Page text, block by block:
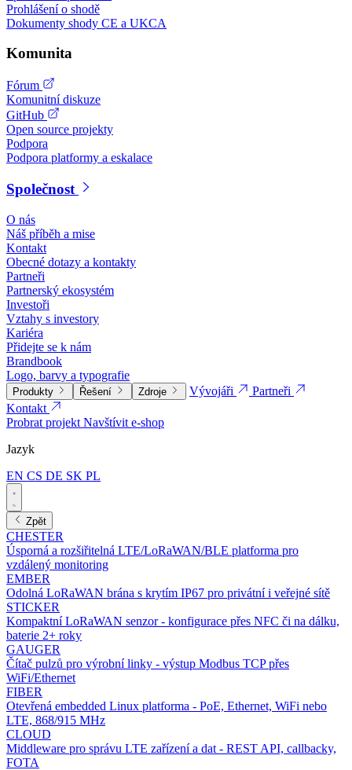
Prohlášení o shodě
Dokumenty shody CE a UKCA
Komunita
Fórum
Komunitní diskuze
GitHub
Open source projekty
Podpora
Podpora platformy a eskalace
Společnost
O nás
Náš příběh a mise
Kontakt
Obecné dotazy a kontakty
Partneři
Partnerský ekosystém
Investoři
Vztahy s investory
Kariéra
Přidejte se k nám
Brandbook
Logo, barvy a typografie
Produkty Řešení Zdroje Vývojáři
Partneři
Kontakt
Probrat projektNavštívit e-shop
Jazyk
EN CS DE SK PL
Zpět
CHESTER
Úsporná a rozšiřitelná LTE/LoRaWAN/BLE platforma pro
vzdálený monitoring
EMBER
Odolná LoRaWAN brána s krytím IP67 pro privátní i veřejné sítě
STICKER
Kompaktní LoRaWAN senzor - konfigurace přes NFC či na dálku,
baterie 2+ roky
GAUGER
Čítač pulzů pro výrobní linky - výstup Modbus TCP přes
WiFi/Ethernet
FIBER
Otevřená embedded Linux platforma - PoE, Ethernet, WiFi nebo
LTE, 868/915 MHz
CLOUD
Middleware pro správu LTE zařízení a dat - REST API, callbacky,
FOTA